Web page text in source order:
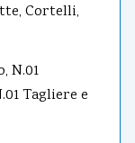
Cortelli,
N.01
Tagliere e